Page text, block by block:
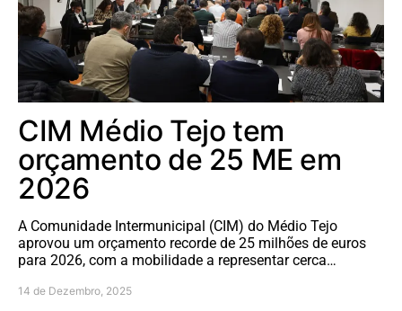
CIM Médio Tejo tem
orçamento de 25 ME em
2026
A Comunidade Intermunicipal (CIM) do Médio Tejo
aprovou um orçamento recorde de 25 milhões de euros
para 2026, com a mobilidade a representar cerca…
14 de Dezembro, 2025